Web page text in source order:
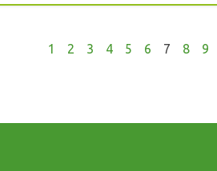
1 2 3 4 5 6 7 8 9